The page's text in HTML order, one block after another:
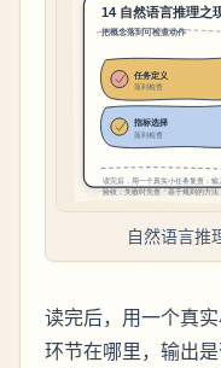
自然语言推
读完后，用一个真
环节在哪里，输出